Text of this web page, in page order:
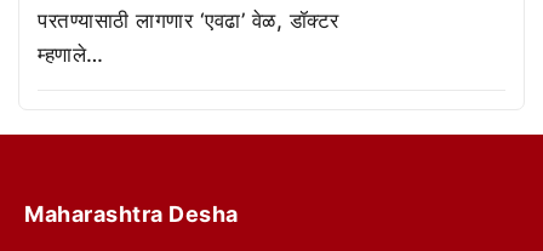
परतण्यासाठी लागणार ‘एवढा’ वेळ, डॉक्टर
म्हणाले…
Maharashtra Desha